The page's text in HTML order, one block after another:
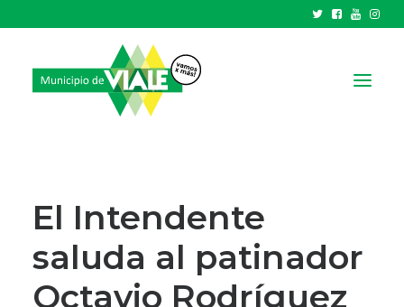
GOBIERNO
HCD
TRÁMITES Y SERVICIOS
CIUDAD
El Intendente
saluda al patinador
Octavio Rodríguez